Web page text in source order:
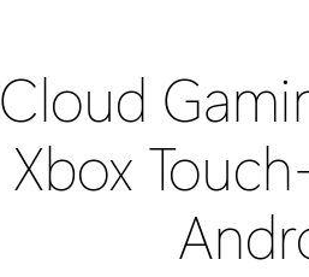
Cloud
Xbox